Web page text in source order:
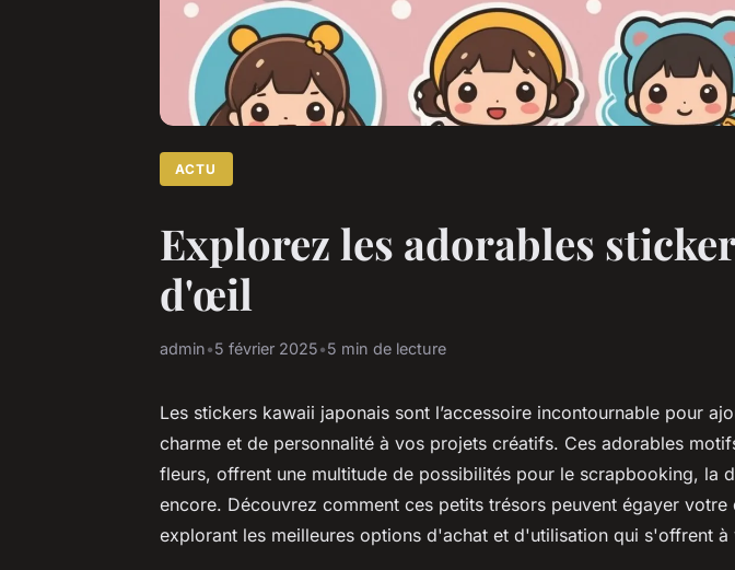
ACTU
Explorez les adorables
d'œil
admin•5 février 2025•5 min de lecture
Les stickers kawaii japonais sont l’accessoire incontournable pour
charme et de personnalité à vos projets créatifs. Ces adorables
fleurs, offrent une multitude de possibilités pour le scrapbooking, la
encore. Découvrez comment ces petits trésors peuvent égayer votre
explorant les meilleures options d'achat et d'utilisation qui s'offrent à